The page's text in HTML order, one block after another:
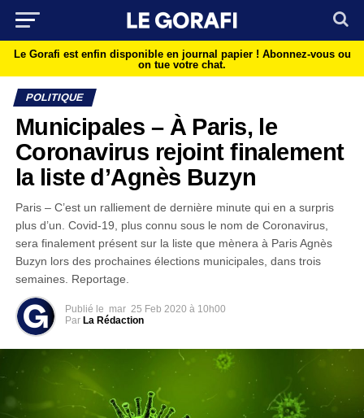
Le Gorafi est enfin disponible en journal papier ! Abonnez-vous ou
on tue votre chat.
POLITIQUE
Municipales – À Paris, le
Coronavirus rejoint finalement
la liste d’Agnès Buzyn
Paris – C’est un ralliement de dernière minute qui en a surpris
plus d’un. Covid-19, plus connu sous le nom de Coronavirus,
sera finalement présent sur la liste que mènera à Paris Agnès
Buzyn lors des prochaines élections municipales, dans trois
semaines. Reportage.
Publié le mar 25 Feb 2020 à 10h00
Par La Rédaction